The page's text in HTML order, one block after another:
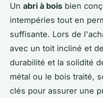
Un abri à bois bien
intempéries tout en
suffisante. Lors de
avec un toit incliné et
durabilité et la solidité
métal ou le bois traité,
clés pour assurer une